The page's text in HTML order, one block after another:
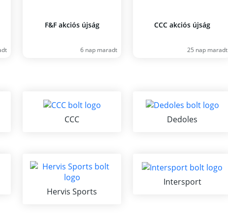
F&F akciós újság
6 nap maradt
CCC akciós újság
25 nap maradt
CCC
Dedoles
Hervis Sports
Intersport